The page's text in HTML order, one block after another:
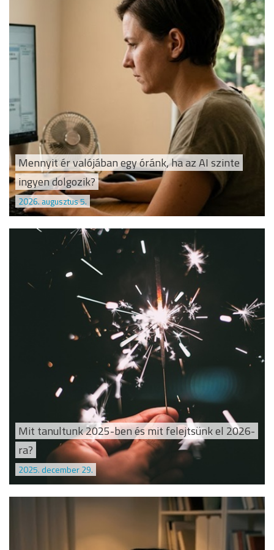
Mennyit ér valójában egy óránk, ha az AI szinte
ingyen dolgozik?
2026. augusztus 5.
Mit tanultunk 2025-ben és mit felejtsünk el 2026-
ra?
2025. december 29.